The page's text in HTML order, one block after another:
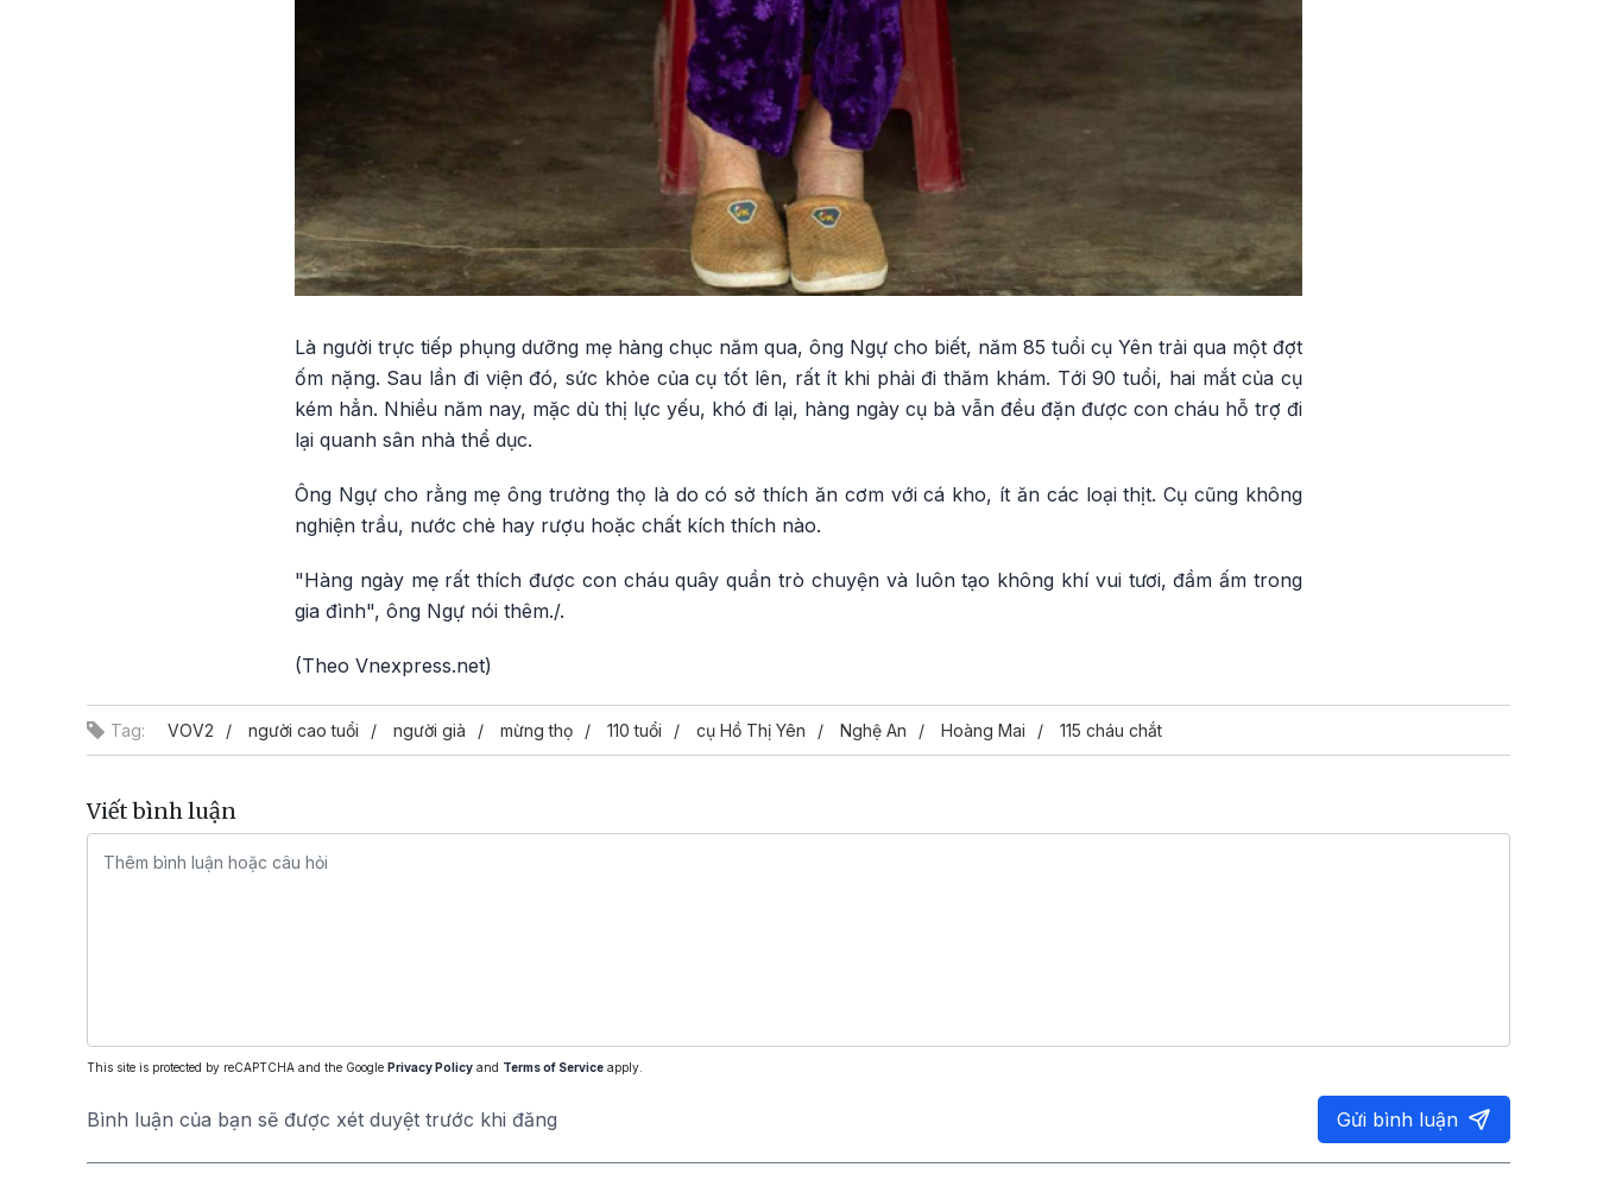
Là người trực tiếp phụng dưỡng mẹ hàng chục năm qua, ông Ngự cho biết, năm 85 tuổi cụ Yên trải qua một đợt
ốm nặng. Sau lần đi viện đó, sức khỏe của cụ tốt lên, rất ít khi phải đi thăm khám. Tới 90 tuổi, hai mắt của cụ
kém hẳn. Nhiều năm nay, mặc dù thị lực yếu, khó đi lại, hàng ngày cụ bà vẫn đều đặn được con cháu hỗ trợ đi
lại quanh sân nhà thể dục.
Ông Ngự cho rằng mẹ ông trường thọ là do có sở thích ăn cơm với cá kho, ít ăn các loại thịt. Cụ cũng không
nghiện trầu, nước chè hay rượu hoặc chất kích thích nào.
"Hàng ngày mẹ rất thích được con cháu quây quần trò chuyện và luôn tạo không khí vui tươi, đầm ấm trong
gia đình", ông Ngự nói thêm./.
(Theo Vnexpress.net)
Tag: VOV2 người cao tuổi người già mừng thọ 110 tuổi cụ Hồ Thị Yên Nghệ An Hoàng Mai 115 cháu chắt
Viết bình luận
This site is protected by reCAPTCHA and the Google Privacy Policy and Terms of Service apply.
Bình luận của bạn sẽ được xét duyệt trước khi đăng Gửi bình luận